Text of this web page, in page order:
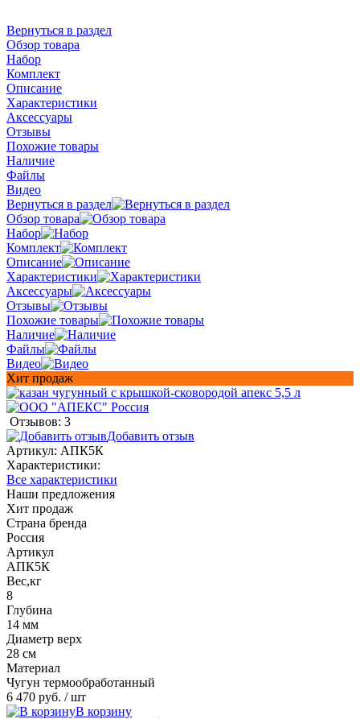
Вернуться в раздел
Обзор товара
Набор
Комплект
Описание
Характеристики
Аксессуары
Отзывы
Похожие товары
Наличие
Файлы
Видео
Вернуться в раздел
Обзор товара
Набор
Комплект
Описание
Характеристики
Аксессуары
Отзывы
Похожие товары
Наличие
Файлы
Видео
Хит продаж
Отзывов: 3
Добавить отзыв
Артикул: АПК5К
Характеристики:
Все характеристики
Наши предложения
Хит продаж
Страна бренда
Россия
Артикул
АПК5К
Вес,кг
8
Глубина
14 мм
Диаметр верх
28 см
Материал
Чугун термообработанный
6 470 руб. / шт
В корзину